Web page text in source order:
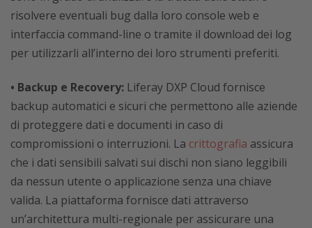
risolvere eventuali bug dalla loro console web e
interfaccia command-line o tramite il download dei log
per utilizzarli all’interno dei loro strumenti preferiti.
• Backup e Recovery: Liferay DXP Cloud fornisce
backup automatici e sicuri che permettono alle aziende
di proteggere dati e documenti in caso di
compromissioni o interruzioni. La crittografia assicura
che i dati sensibili salvati sui dischi non siano leggibili
da nessun utente o applicazione senza una chiave
valida. La piattaforma fornisce dati attraverso
un’architettura multi-regionale per assicurare una